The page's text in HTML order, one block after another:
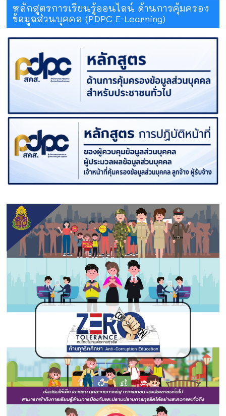
หลักสูตรการเรียนรู้ออนไลน์ ด้านการคุ้มครอง
ข้อมูลส่วนบุคคล (PDPC E-Learning)